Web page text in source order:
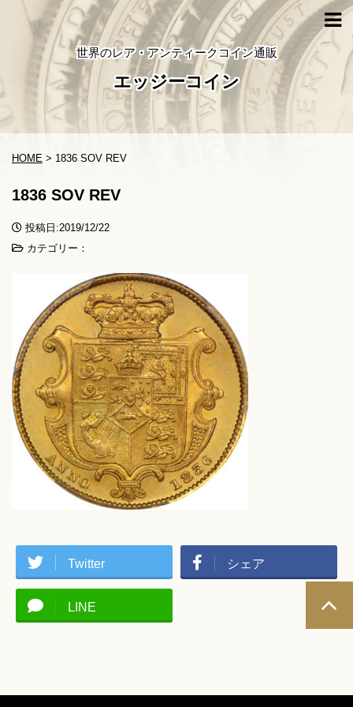
世界のレア・アンティークコイン通販
エッジーコイン
HOME > 1836 SOV REV
1836 SOV REV
投稿日:2019/12/22
カテゴリー：
Twitter シェア
LINE